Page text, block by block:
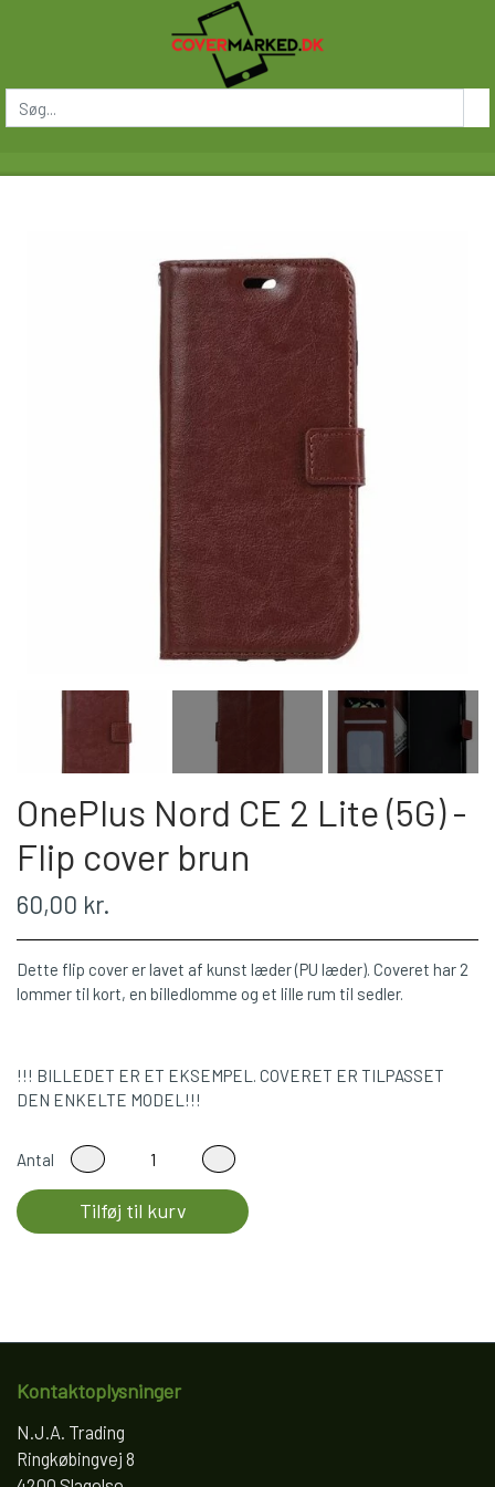
OnePlus Nord CE 2 Lite (5G) -
Flip cover brun
60,00 kr.
Dette flip cover er lavet af kunst læder (PU læder). Coveret har 2
lommer til kort, en billedlomme og et lille rum til sedler.
!!! BILLEDET ER ET EKSEMPEL. COVERET ER TILPASSET
DEN ENKELTE MODEL!!!
Antal
Tilføj til kurv
Kontaktoplysninger
N.J.A. Trading
Ringkøbingvej 8